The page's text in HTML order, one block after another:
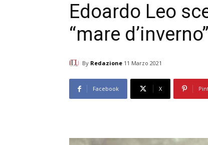
Edoardo Leo
“mare d’inverno”
By Redazione 11 Marzo 2021
Facebook X